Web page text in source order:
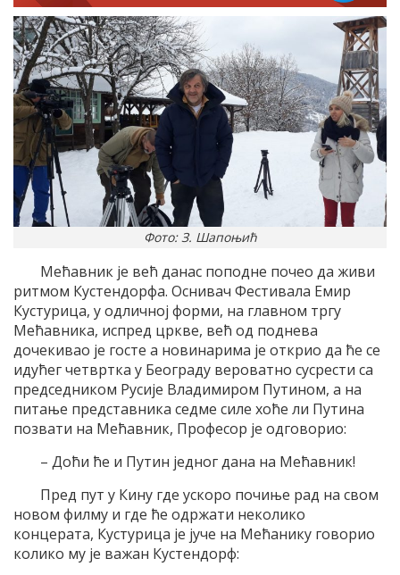
Фото: З. Шапоњић
Мећавник је већ данас поподне почео да живи
ритмом Кустендорфа. Оснивач Фестивала Емир
Кустурица, у одличној форми, на главном тргу
Мећавника, испред цркве, већ од поднева
дочекивао је госте а новинарима је открио да ће се
идућег четвртка у Београду вероватно сусрести са
председником Русије Владимиром Путином, а на
питање представника седме силе хоће ли Путина
позвати на Мећавник, Професор је одговорио:
– Доћи ће и Путин једног дана на Мећавник!
Пред пут у Кину где ускоро почиње рад на свом
новом филму и где ће одржати неколико
концерата, Кустурица је јуче на Мећанику говорио
колико му је важан Кустендорф: